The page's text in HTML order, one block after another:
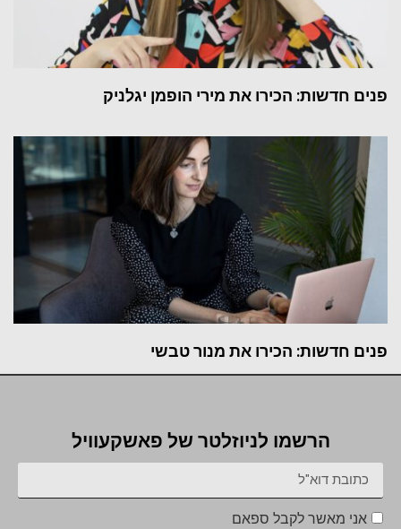
פנים חדשות: הכירו את מירי הופמן יגלניק
פנים חדשות: הכירו את מנור טבשי
הרשמו לניוזלטר של פאשקעוויל
אני מאשר לקבל ספאם